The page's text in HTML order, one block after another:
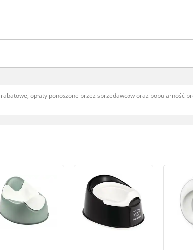
opłaty ponoszone przez sprzedawców oraz popularność